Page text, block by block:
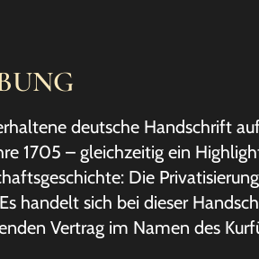
deutsche Handschrift
1705 – gleichzeitig ein
Die
handelt sich bei dieser
Vertrag im Namen des